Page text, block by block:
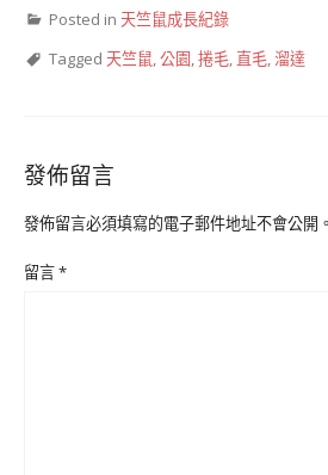
Posted in 天竺鼠成長紀錄
Tagged 天竺鼠,公園,捲毛, 直毛,溜達
發佈留言
發佈留言必須填寫的電子郵件地址不會公開。
留言*